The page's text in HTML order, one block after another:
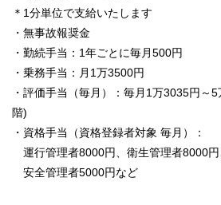
＊1分単位で支給いたします
・無事故報奨金
・勤続手当：1年ごとに毎月500円
・乗務手当：月1万3500円
・評価手当（毎月）：毎月1万3035円～
階)
・資格手当（資格登録者対象 毎月）：
運行管理者8000円、衛生管理者8000円
安全管理者5000円など